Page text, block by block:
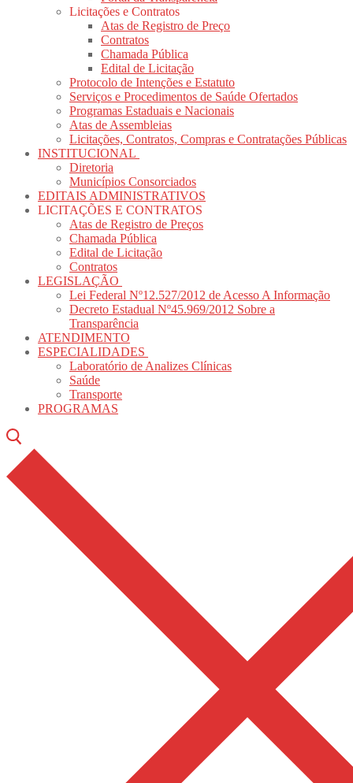
Licitações e Contratos
Atas de Registro de Preço
Contratos
Chamada Pública
Edital de Licitação
Protocolo de Intenções e Estatuto
Serviços e Procedimentos de Saúde Ofertados
Programas Estaduais e Nacionais
Atas de Assembleias
Licitações, Contratos, Compras e Contratações Públicas
INSTITUCIONAL
Diretoria
Municípios Consorciados
EDITAIS ADMINISTRATIVOS
LICITAÇÕES E CONTRATOS
Atas de Registro de Preços
Chamada Pública
Edital de Licitação
Contratos
LEGISLAÇÃO
Lei Federal Nº12.527/2012 de Acesso A Informação
Decreto Estadual Nº45.969/2012 Sobre a
Transparência
ATENDIMENTO
ESPECIALIDADES
Laboratório de Analizes Clínicas
Saúde
Transporte
PROGRAMAS